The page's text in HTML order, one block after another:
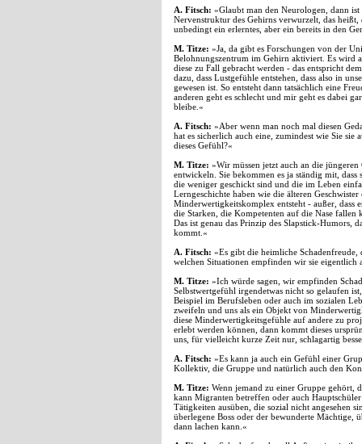
A. Fitsch: »Glaubt man den Neurologen, dann
Nervenstruktur des Gehirns verwurzelt, das
unbedingt ein erlerntes, aber ein bereits in den
M. Titze: »Ja, da gibt es Forschungen von der
Belohnungszentrum im Gehirn aktiviert. Es wird
diese zu Fall gebracht werden - das entspricht
dazu, dass Lustgefühle entstehen, dass also in
gewesen ist. So entsteht dann tatsächlich eine
anderen geht es schlecht und mir geht es dabei
bleibe.«
A. Fitsch: »Aber wenn man noch mal diesen
hat es sicherlich auch eine, zumindest wie Sie sie
dieses Gefühl?«
M. Titze: »Wir müssen jetzt auch an die
entwickeln. Sie bekommen es ja ständig mit,
die weniger geschickt sind und die im Leben
Lerngeschichte haben wie die älteren
Minderwertigkeitskomplex entsteht - außer, dass
die Starken, die Kompetenten auf die Nase fallen
Das ist genau das Prinzip des Slapstick-Humors,
kommt.«
A. Fitsch: »Es gibt die heimliche
welchen Situationen empfinden wir sie eigentlich
M. Titze: »Ich würde sagen, wir empfinden
Selbstwertgefühl irgendetwas nicht so gelaufen
Beispiel im Berufsleben oder auch im sozialen
zweifeln und uns als ein Objekt von
diese Minderwertigkeitsgefühle auf andere zu
erlebt werden können, dann kommt dieses
uns, für vielleicht kurze Zeit nur, schlagartig
A. Fitsch: »Es kann ja auch ein Gefühl einer
Kollektiv, die Gruppe und natürlich auch den
M. Titze: Wenn jemand zu einer Gruppe gehört,
kann Migranten betreffen oder auch
Tätigkeiten ausüben, die sozial nicht angesehen
überlegene Boss oder der bewunderte Mächtige,
dann lachen kann.«